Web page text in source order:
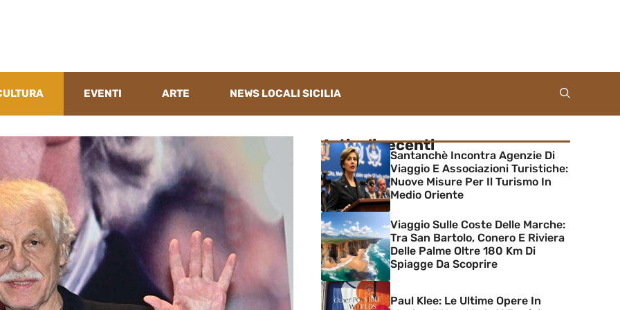
EVENTI ARTE NEWS LOCALI SICILIA
Articoli recenti
Santanchè Incontra Agenzie Di
Viaggio E Associazioni Turistiche:
Nuove Misure Per Il Turismo In
Medio Oriente
Viaggio Sulle Coste Delle Marche:
Tra San Bartolo, Conero E Riviera
Delle Palme Oltre 180 Km Di
Spiagge Da Scoprire
Paul Klee: Le Ultime Opere In